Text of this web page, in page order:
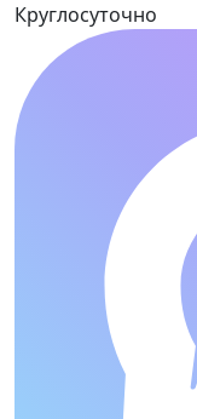
Круглосуточно